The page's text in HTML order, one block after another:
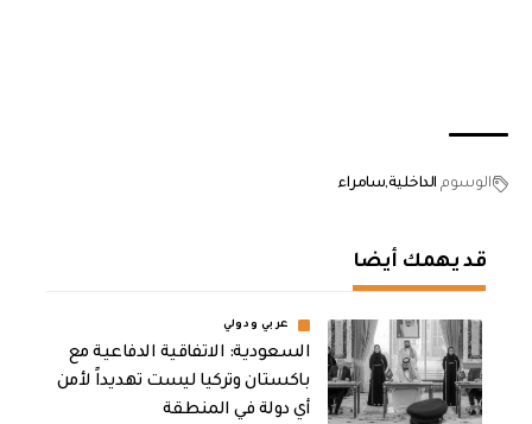
الوسوم الداخليةسامراء
قد يهمك أيضا
عربي ودولي
السعودية: الاتفاقية الدفاعية مع
باكستان وتركيا ليست تهديداً لأمن
أي دولة في المنطقة